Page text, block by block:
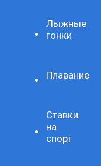
Лыжные
гонки
Плавание
Ставки
на
спорт